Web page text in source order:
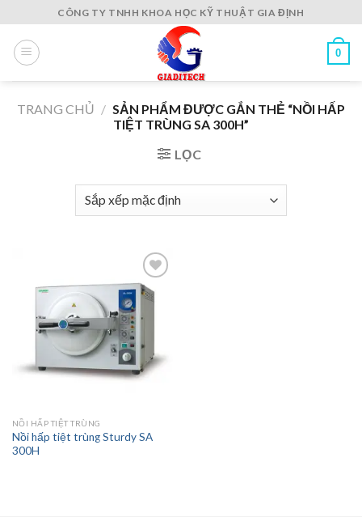
to
content
CÔNG TY TNHH KHOA HỌC KỸ THUẬT GIA ĐỊNH
0
TRANG CHỦ / SẢN PHẨM ĐƯỢC GẮN THẺ “NỒI HẤP
TIỆT TRÙNG SA 300H”
LỌC
Add to
wishlist
NỒI HẤP TIỆT TRÙNG
Nồi hấp tiệt trùng Sturdy SA
300H